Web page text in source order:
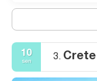
10
sen 3.